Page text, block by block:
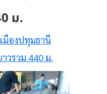
ม.
มืองปทุมธานี
วรวม 440 ม.